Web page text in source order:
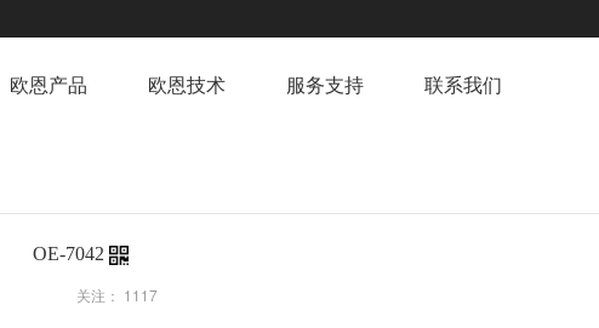
欧恩产品 欧恩技术 服务支持 联系我们
OE-7042
关注： 1117